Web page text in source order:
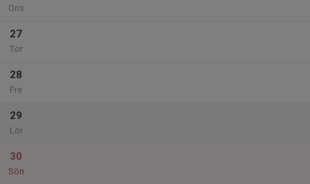
Ons
27
Tor
28
Fre
29
Lör
30
Sön